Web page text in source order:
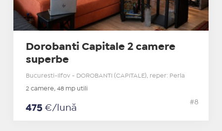
Dorobanti Capitale 2 camere
superbe
Bucuresti-Ilfov - DOROBANTI (CAPITALE), reper: Perla
2 camere, 48 mp utili
475 €/lună
#8